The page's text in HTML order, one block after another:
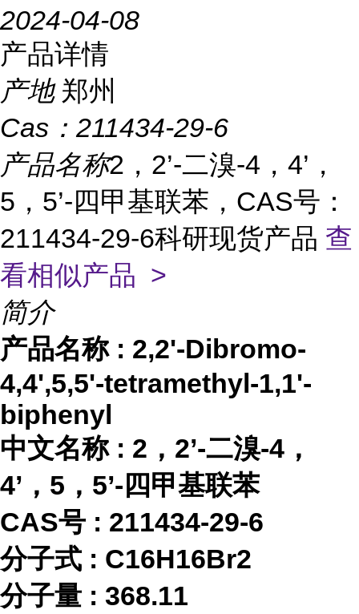
2024-04-08
产品详情
产地 郑州
Cas： 211434-29-6
产品名称2，2’-二溴-4，4’，
5，5’-四甲基联苯，CAS号：
211434-29-6科研现货产品 查
看相似产品 >
简介
产品名称 : 2,2'-Dibromo-
4,4',5,5'-tetramethyl-1,1'-
biphenyl
中文名称 : 2，2’-二溴-4，
4’，5，5’-四甲基联苯
CAS号 : 211434-29-6
分子式 : C16H16Br2
分子量 : 368.11